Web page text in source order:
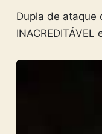
Dupla de ataque